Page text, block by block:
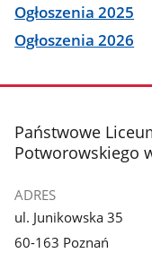
Ogłoszenia 2025
Ogłoszenia 2026
stopka
Państwowe
Potworowskiego
ADRES
ul. Junikowska 35
60-163 Poznań